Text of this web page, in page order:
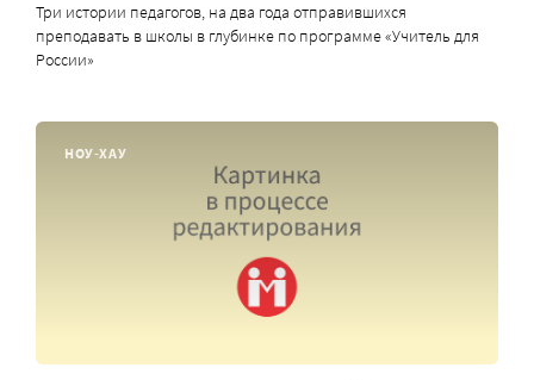
Три истории педагогов, на два года отправившихся
преподавать в школы в глубинке по программе «Учитель для
России»
НОУ-ХАУ